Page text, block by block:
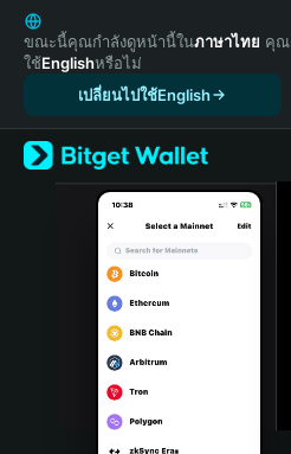
English
日本語
Tiếng Việt
Español (Latinoamérica)
Türkçe
Italiano
Português (Portugal)
Bahasa Indonesia
ขณะนี้คุณกำลังดูหน้านี้ในภาษาไทย คุณ
ใช้Englishหรือไม่
เปลี่ยนไปใช้English